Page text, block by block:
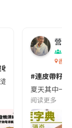
😱出發前切記檢查
遊的民眾，近期要
營養
香港
#連皮帶籽
夏天其中一
阅读更多